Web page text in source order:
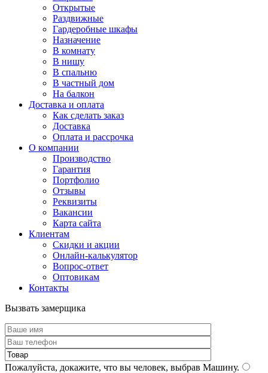
Открытые
Раздвижные
Гардеробные шкафы
Назначение
В комнату
В нишу
В спальню
В частный дом
На балкон
Доставка и оплата
Как сделать заказ
Доставка
Оплата и рассрочка
О компании
Производство
Гарантия
Портфолио
Отзывы
Реквизиты
Вакансии
Карта сайта
Клиентам
Скидки и акции
Онлайн-калькулятор
Вопрос-ответ
Оптовикам
Контакты
Вызвать замерщика
Пожалуйста, докажите, что вы человек, выбрав Машину.